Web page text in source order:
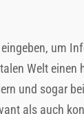
um
Welt einen
und sogar
als auch